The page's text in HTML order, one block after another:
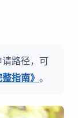
路径，可
指南》 。